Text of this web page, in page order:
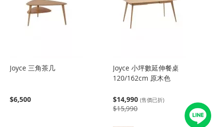
Joyce 三角茶几
$6,500
Joyce 小坪數延伸餐桌
120/162cm 原木色
$14,990 (售價已折)
$15,990